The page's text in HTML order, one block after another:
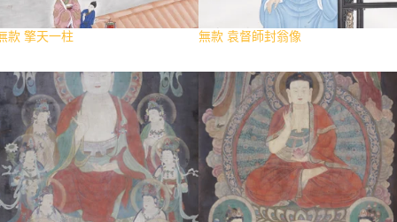
款 擎天一柱 無款 袁督師封翁像